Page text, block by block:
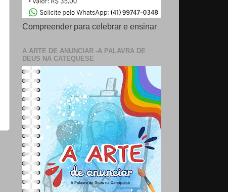
Compreender para celebrar e ensinar
A ARTE DE ANUNCIAR -A PALAVRA DE
DEUS NA CATEQUESE